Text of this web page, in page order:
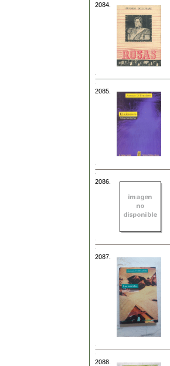
2084.
2085.
2086.
2087.
2088.